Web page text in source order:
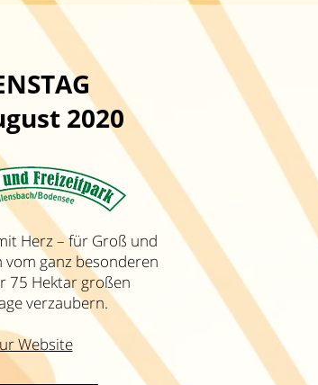
2020
Herz – für Groß und
vom ganz besonderen
75 Hektar großen
verzaubern.
Website